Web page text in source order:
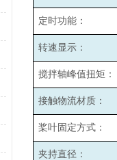
定时功能：
转速显示：
搅拌轴峰值扭矩：
接触物流材质：
桨叶固定方式：
夹持直径：